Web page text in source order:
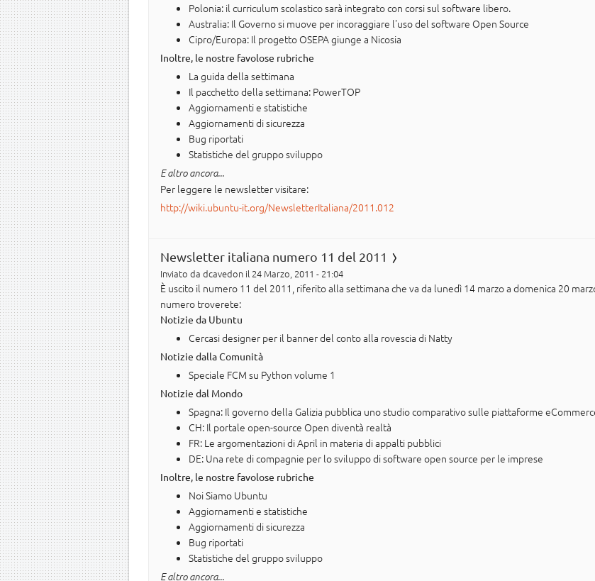
Polonia: il curriculum scolastico sarà integrato con corsi sul software libero.
Australia: Il Governo si muove per incoraggiare l'uso del software Open Source
Cipro/Europa: Il progetto OSEPA giunge a Nicosia
Inoltre, le nostre favolose rubriche
La guida della settimana
Il pacchetto della settimana: PowerTOP
Aggiornamenti e statistiche
Aggiornamenti di sicurezza
Bug riportati
Statistiche del gruppo sviluppo
E altro ancora...
Per leggere le newsletter visitare:
http://wiki.ubuntu-it.org/NewsletterItaliana/2011.012
Newsletter italiana numero 11 del 2011
Inviato da dcavedon il 24 Marzo, 2011 - 21:04
È uscito il numero 11 del 2011, riferito alla settimana che va da lunedì 14 marzo a domenica 20
numero troverete:
Notizie da Ubuntu
Cercasi designer per il banner del conto alla rovescia di Natty
Notizie dalla Comunità
Speciale FCM su Python volume 1
Notizie dal Mondo
Spagna: Il governo della Galizia pubblica uno studio comparativo sulle piattaforme
CH: Il portale open-source Open diventà realtà
FR: Le argomentazioni di April in materia di appalti pubblici
DE: Una rete di compagnie per lo sviluppo di software open source per le imprese
Inoltre, le nostre favolose rubriche
Noi Siamo Ubuntu
Aggiornamenti e statistiche
Aggiornamenti di sicurezza
Bug riportati
Statistiche del gruppo sviluppo
E altro ancora...